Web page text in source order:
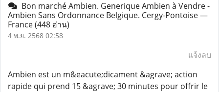
Bon marché Ambien. Generique Ambien à Vendre -
Ambien Sans Ordonnance Belgique. Cergy-Pontoise —
France(448 อ่าน)
4 พ.ย. 2568 02:58
แจ้งลบ
Ambien est un m&eacute;dicament &agrave; action
rapide qui prend 15 &agrave; 30 minutes pour offrir le